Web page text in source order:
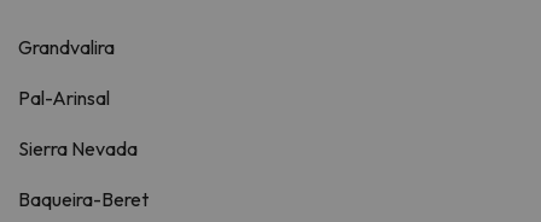
Grandvalira
Pal-Arinsal
Sierra Nevada
Baqueira-Beret